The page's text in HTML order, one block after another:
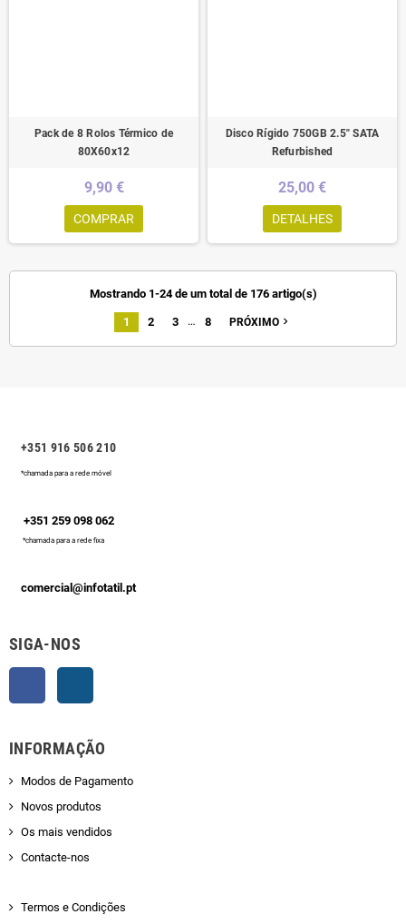
Pack de 8 Rolos Térmico de
80X60x12
9,90 €
COMPRAR
Disco Rígido 750GB 2.5" SATA
Refurbished
25,00 €
DETALHES
Mostrando 1-24 de um total de 176 artigo(s)
1 2 3 … 8 PRÓXIMO navigate_next
+351 916 506 210
*chamada para a rede móvel
+351 259 098 062
*chamada para a rede fixa
comercial@infotatil.pt
SIGA-NOS
Facebook
INFORMAÇÃO
Modos de Pagamento
Novos produtos
Os mais vendidos
Contacte-nos
Termos e Condições